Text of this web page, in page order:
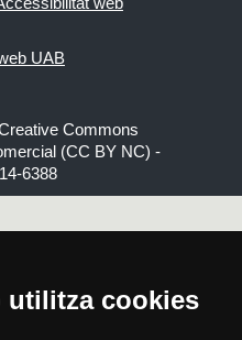
utilitza cookies
UAB
Commons
(CC BY NC) -
6388